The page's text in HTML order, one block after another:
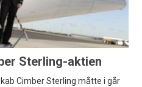
Sterling-aktien
Cimber Sterling måtte i går